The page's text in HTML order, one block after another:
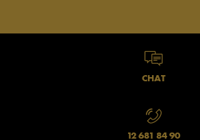
CHAT
12 681 84 90